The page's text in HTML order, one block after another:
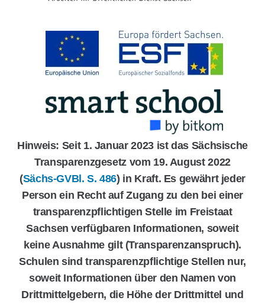
Hinweis: Seit 1. Januar 2023 ist das Sächsische
Transparenzgesetz vom 19. August 2022
(Sächs-GVBl. S. 486) in Kraft. Es gewährt jeder
Person ein Recht auf Zugang zu den bei einer
transparenzpflichtigen Stelle im Freistaat
Sachsen verfügbaren Informationen, soweit
keine Ausnahme gilt (Transparenzanspruch).
Schulen sind transparenzpflichtige Stellen nur,
soweit Informationen über den Namen von
Drittmittelgebern, die Höhe der Drittmittel und